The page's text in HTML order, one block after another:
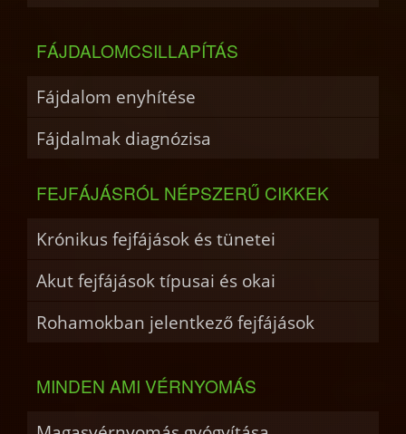
FÁJDALOMCSILLAPÍTÁS
Fájdalom enyhítése
Fájdalmak diagnózisa
FEJFÁJÁSRÓL NÉPSZERŰ CIKKEK
Krónikus fejfájások és tünetei
Akut fejfájások típusai és okai
Rohamokban jelentkező fejfájások
MINDEN AMI VÉRNYOMÁS